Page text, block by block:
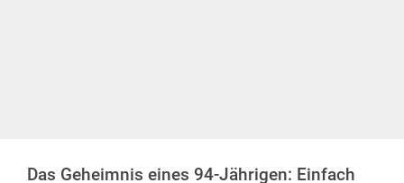
Das Geheimnis eines 94-Jährigen: Einfach